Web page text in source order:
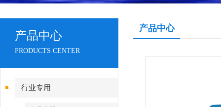
产品中心
PRODUCTS CENTER
行业专用
产品中心